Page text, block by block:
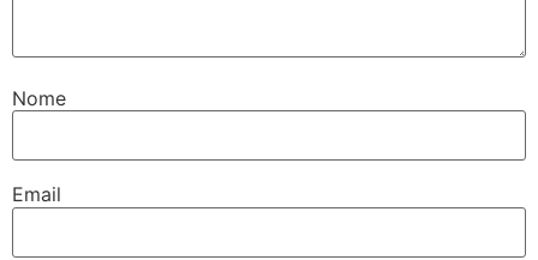
Nome
Email